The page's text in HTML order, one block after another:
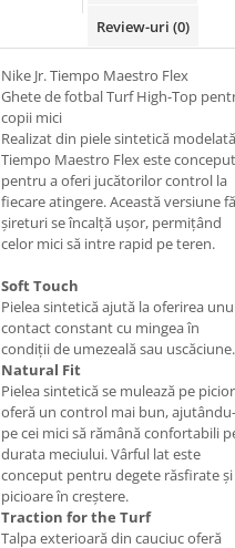
Review-uri (0)
Nike Jr. Tiempo Maestro Flex
Ghete de fotbal Turf High-Top
copii mici
Realizat din piele sintetică
Tiempo Maestro Flex este conceput
pentru a oferi jucătorilor control la
fiecare atingere. Această versiune
șireturi se încalță ușor, permițând
celor mici să intre rapid pe teren.
Soft Touch
Pielea sintetică ajută la oferirea
contact constant cu mingea în
condiții de umezeală sau uscăciune.
Natural Fit
Pielea sintetică se mulează pe
oferă un control mai bun,
pe cei mici să rămână confortabili
durata meciului. Vârful lat este
conceput pentru degete răsfirate și
picioare în creștere.
Traction for the Turf
Talpa exterioară din cauciuc oferă